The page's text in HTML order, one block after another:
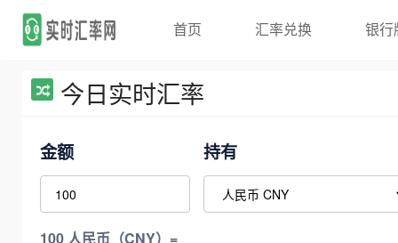
首页 汇率兑换 银行
今日实时汇率
金额 持有
100 人民币（CNY）=